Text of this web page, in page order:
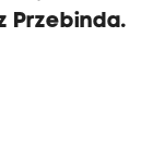
Przebinda.